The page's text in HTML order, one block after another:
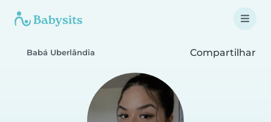
Babá Uberlândia Compartilhar